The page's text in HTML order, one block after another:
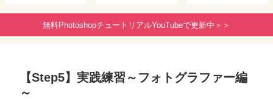
無料PhotoshopチュートリアルYouTubeで更新中＞＞
【Step5】実践練習～フォトグラファー編
～